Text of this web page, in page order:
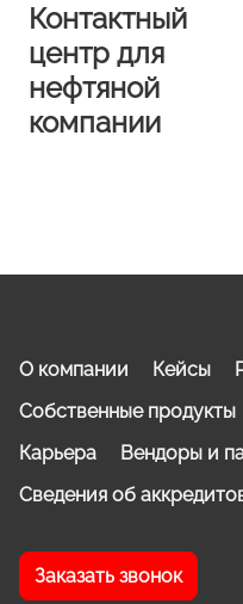
Контактный
центр для
нефтяной
компании
О компании Кейсы
Собственные продукты
Карьера
Вендоры и
Сведения об
Заказать звонок